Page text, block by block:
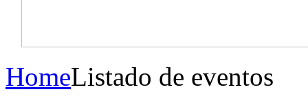
HomeListado de eventos